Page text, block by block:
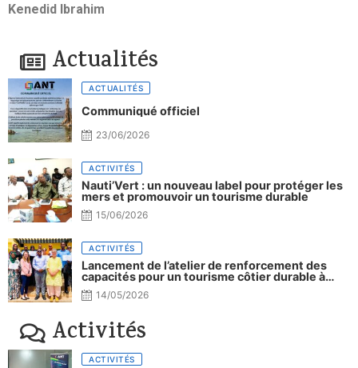
Kenedid Ibrahim
Actualités
ACTUALITÉS
Communiqué officiel
23/06/2026
ACTIVITÉS
Nauti’Vert : un nouveau label pour protéger les
mers et promouvoir un tourisme durable
15/06/2026
ACTIVITÉS
Lancement de l’atelier de renforcement des
capacités pour un tourisme côtier durable à
Djibouti.
14/05/2026
Activités
ACTIVITÉS